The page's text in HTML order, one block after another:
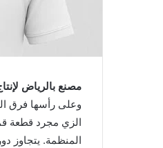
مصنع بالرياض
وعلى رأسها فرق
الزي مجرد قطعة
المنظمة. يتجاوز دور